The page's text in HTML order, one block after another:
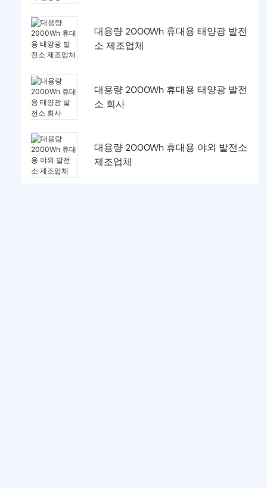
대용량 2000Wh 휴대용 태양광 발전
소 제조업체
대용량 2000Wh 휴대용 태양광 발전
소 회사
대용량 2000Wh 휴대용 야외 발전소
제조업체